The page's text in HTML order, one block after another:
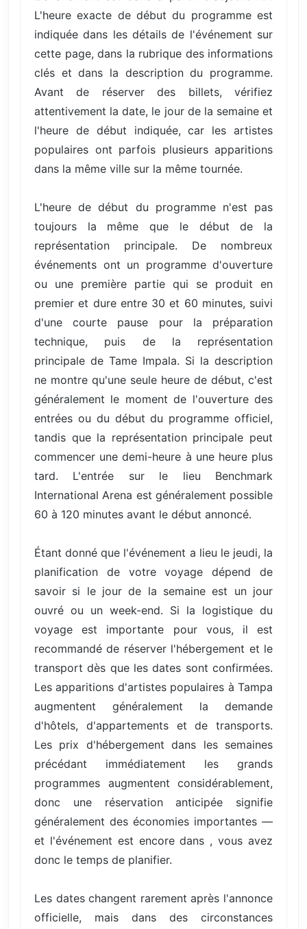
L'heure exacte de début du programme est
indiquée dans les détails de l'événement sur
cette page, dans la rubrique des informations
clés et dans la description du programme.
Avant de réserver des billets, vérifiez
attentivement la date, le jour de la semaine et
l'heure de début indiquée, car les artistes
populaires ont parfois plusieurs apparitions
dans la même ville sur la même tournée.
L'heure de début du programme n'est pas
toujours la même que le début de la
représentation principale. De nombreux
événements ont un programme d'ouverture
ou une première partie qui se produit en
premier et dure entre 30 et 60 minutes, suivi
d'une courte pause pour la préparation
technique, puis de la représentation
principale de Tame Impala. Si la description
ne montre qu'une seule heure de début, c'est
généralement le moment de l'ouverture des
entrées ou du début du programme officiel,
tandis que la représentation principale peut
commencer une demi-heure à une heure plus
tard. L'entrée sur le lieu Benchmark
International Arena est généralement possible
60 à 120 minutes avant le début annoncé.
Étant donné que l'événement a lieu le jeudi, la
planification de votre voyage dépend de
savoir si le jour de la semaine est un jour
ouvré ou un week-end. Si la logistique du
voyage est importante pour vous, il est
recommandé de réserver l'hébergement et le
transport dès que les dates sont confirmées.
Les apparitions d'artistes populaires à Tampa
augmentent généralement la demande
d'hôtels, d'appartements et de transports.
Les prix d'hébergement dans les semaines
précédant immédiatement les grands
programmes augmentent considérablement,
donc une réservation anticipée signifie
généralement des économies importantes —
et l'événement est encore dans , vous avez
donc le temps de planifier.
Les dates changent rarement après l'annonce
officielle, mais dans des circonstances